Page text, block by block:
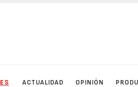
ACTUALIDAD OPINIÓN